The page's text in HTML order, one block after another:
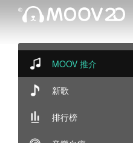
MOOV 推介
新歌
排行榜